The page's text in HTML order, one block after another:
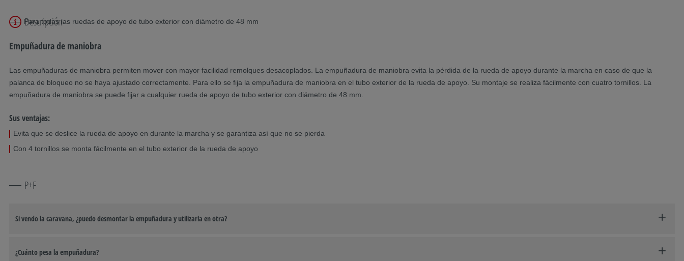
Para todas las ruedas de apoyo de tubo exterior con diámetro de 48 mm
Descripción
Empuñadura de maniobra
Las empuñaduras de maniobra permiten mover con mayor facilidad remolques desacoplados. La empuñadura de maniobra evita la pérdida de la rueda de apoyo durante la marcha en caso de que la
palanca de bloqueo no se haya ajustado correctamente. Para ello se fija la empuñadura de maniobra en el tubo exterior de la rueda de apoyo. Su montaje se realiza fácilmente con cuatro tornillos. La
empuñadura de maniobra se puede fijar a cualquier rueda de apoyo de tubo exterior con diámetro de 48 mm.
Sus ventajas:
Evita que se deslice la rueda de apoyo en durante la marcha y se garantiza así que no se pierda
Con 4 tornillos se monta fácilmente en el tubo exterior de la rueda de apoyo
P+F
Si vendo la caravana, ¿puedo desmontar la empuñadura y utilizarla en otra?
¿Cuánto pesa la empuñadura?